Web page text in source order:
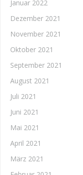
Januar 2022
Dezember 2021
November 2021
Oktober 2021
September 2021
August 2021
Juli 2021
Juni 2021
Mai 2021
April 2021
März 2021